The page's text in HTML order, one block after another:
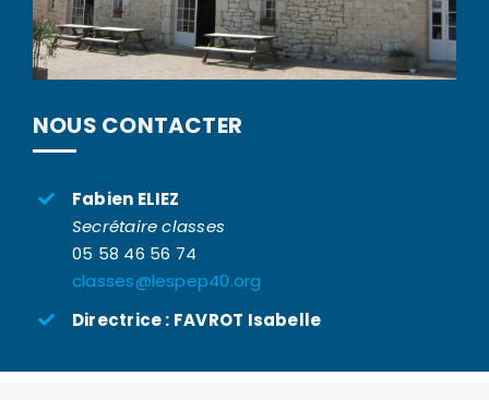
NOUS CONTACTER
Fabien ELIEZ
Secrétaire classes
05 58 46 56 74
classes@lespep40.org
Directrice : FAVROT Isabelle